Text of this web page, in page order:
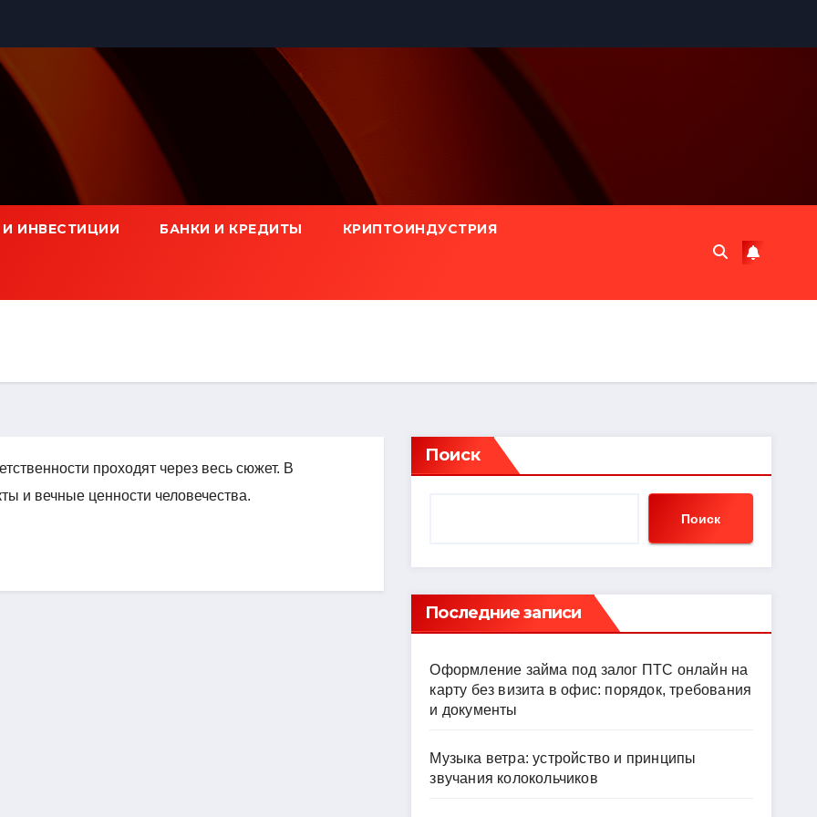
И ИНВЕСТИЦИИ БАНКИ И КРЕДИТЫ КРИПТОИНДУСТРИЯ
проходят через весь сюжет. В
и вечные ценности человечества.
Поиск
Поиск
Последние записи
Оформление займа под залог ПТС онлайн на
карту без визита в офис: порядок, требования
и документы
Музыка ветра: устройство и принципы
звучания колокольчиков